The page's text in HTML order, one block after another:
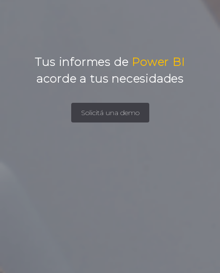
Tus informes de Power BI
acorde a tus necesidades
Solicitá una demo